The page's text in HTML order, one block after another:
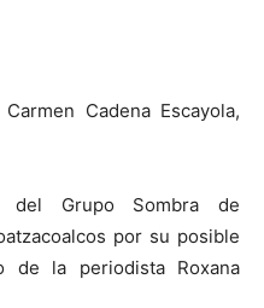
Cadena Escayola,
del Grupo Sombra de
por su posible
de la periodista Roxana